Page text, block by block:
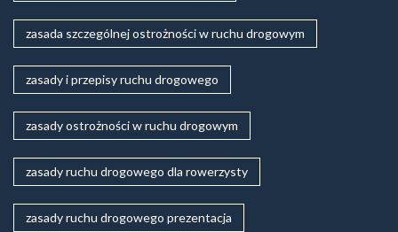
zasada szczególnej ostrożności w ruchu drogowym
zasady i przepisy ruchu drogowego
zasady ostrożności w ruchu drogowym
zasady ruchu drogowego dla rowerzysty
zasady ruchu drogowego prezentacja